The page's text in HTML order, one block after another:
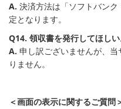
A. 決済方法は「ソフトバン
定となります。
Q14. 領収書を発行してほしい
A. 申し訳ございませんが、
りません。
＜画面の表示に関するご質問